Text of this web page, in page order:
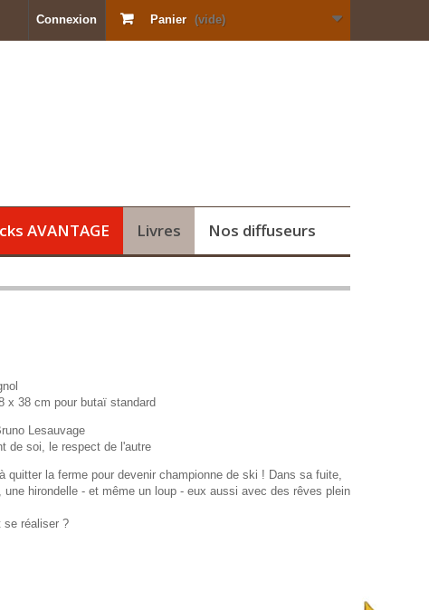
Panier (vide)
Connexion
AVANTAGE Livres Nos diffuseurs
x 38 cm pour butaï standard
Lesauvage
de soi, le respect de l'autre
quitter la ferme pour devenir championne de ski ! Dans sa fuite,
hirondelle - et même un loup - eux aussi avec des rêves plein
se réaliser ?